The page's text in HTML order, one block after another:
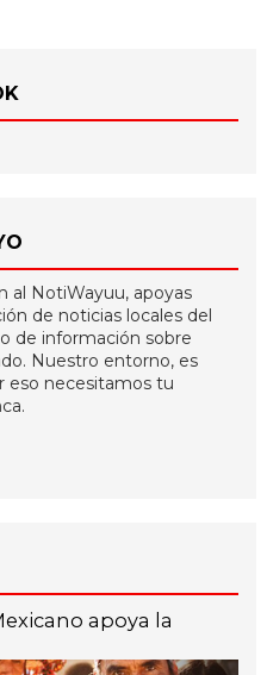
al NotiWayuu, apoyas
de noticias locales del
de información sobre
Nuestro entorno, es
eso necesitamos tu
apoya la